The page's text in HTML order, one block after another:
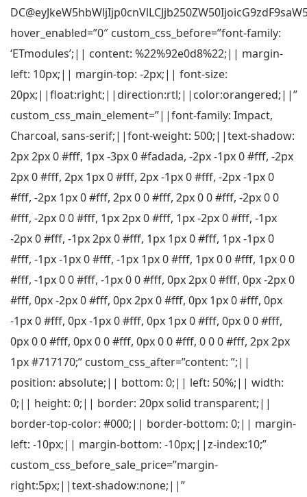
hover_enabled=”0″ custom_css_before=”font-family:
‘ETmodules’;|| content: %22%92e0d8%22;|| margin-
left: 10px;|| margin-top: -2px;|| font-size:
20px;||float:right;||direction:rtl;||color:orangered;||”
custom_css_main_element=”||font-family: Impact,
Charcoal, sans-serif;||font-weight: 500;||text-shadow:
2px 2px 0 #fff, 1px -3px 0 #fadada, -2px -1px 0 #fff, -2px
2px 0 #fff, 2px 1px 0 #fff, 2px -1px 0 #fff, -2px -1px 0
#fff, -2px 1px 0 #fff, 2px 0 0 #fff, 2px 0 0 #fff, -2px 0 0
#fff, -2px 0 0 #fff, 1px 2px 0 #fff, 1px -2px 0 #fff, -1px
-2px 0 #fff, -1px 2px 0 #fff, 1px 1px 0 #fff, 1px -1px 0
#fff, -1px -1px 0 #fff, -1px 1px 0 #fff, 1px 0 0 #fff, 1px 0 0
#fff, -1px 0 0 #fff, -1px 0 0 #fff, 0px 2px 0 #fff, 0px -2px 0
#fff, 0px -2px 0 #fff, 0px 2px 0 #fff, 0px 1px 0 #fff, 0px
-1px 0 #fff, 0px -1px 0 #fff, 0px 1px 0 #fff, 0px 0 0 #fff,
0px 0 0 #fff, 0px 0 0 #fff, 0px 0 0 #fff, 0 0 0 #fff, 2px 2px
1px #717170;” custom_css_after=”content: ”;||
position: absolute;|| bottom: 0;|| left: 50%;|| width:
0;|| height: 0;|| border: 20px solid transparent;||
border-top-color: #000;|| border-bottom: 0;|| margin-
left: -10px;|| margin-bottom: -10px;||z-index:10;”
custom_css_before_sale_price=”margin-
right:5px;||text-shadow:none;||”